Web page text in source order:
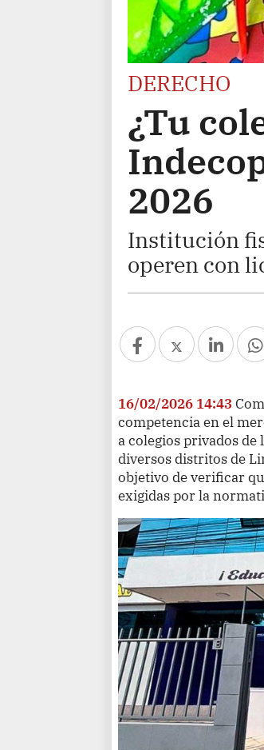
DERECHO
¿Tu
2026
Institución
operen con
16/02/2026 14:43
competencia en el
a colegios privados
diversos distritos de
objetivo de verificar
exigidas por la